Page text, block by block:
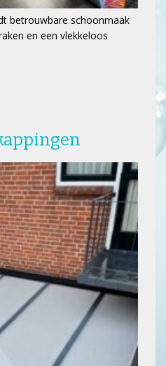
betrouwbare schoonmaak
en een vlekkeloos